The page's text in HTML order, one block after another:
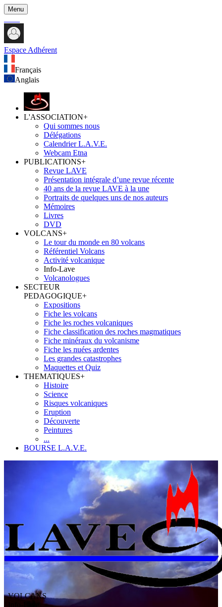
Menu
Espace Adhérent
Français
Anglais
L'ASSOCIATION+
Qui sommes nous
Délégations
Calendrier L.A.V.E.
Webcam Etna
PUBLICATIONS+
Revue LAVE
Présentation intégrale d’une revue récente
40 ans de la revue LAVE à la une
Portraits de quelques uns de nos auteurs
Mémoires
Livres
DVD
VOLCANS+
Le tour du monde en 80 volcans
Référentiel Volcans
Activité volcanique
Info-Lave
Volcanologues
SECTEUR
PEDAGOGIQUE+
Expositions
Fiche les volcans
Fiche les roches volcaniques
Fiche classification des roches magmatiques
Fiche minéraux du volcanisme
Fiche les nuées ardentes
Les grandes catastrophes
Maquettes et Quiz
THEMATIQUES+
Histoire
Science
Risques volcaniques
Eruption
Découverte
Peintures
...
BOURSE L.A.V.E.
VOLCANS